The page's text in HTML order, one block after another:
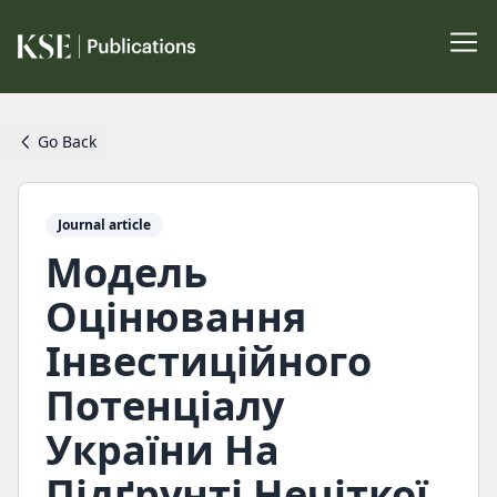
Go Back
Journal article
Модель
Оцінювання
Інвестиційного
Потенціалу
України На